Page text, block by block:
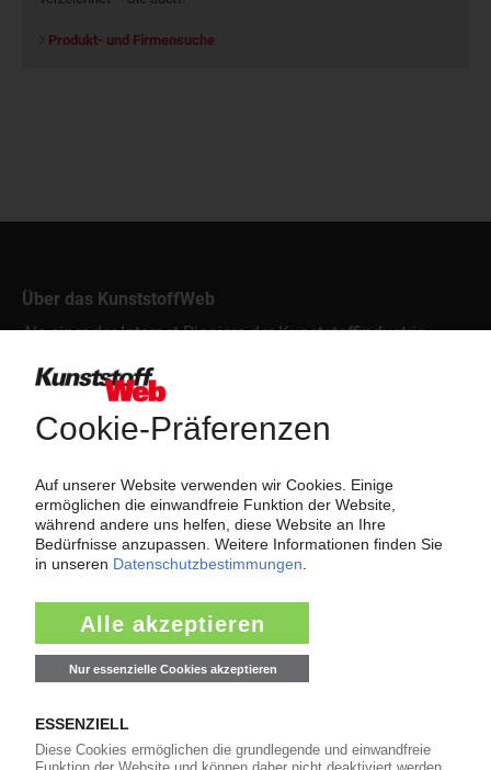
Produkt- und Firmensuche
Über das KunststoffWeb
Als einer der Internet-Pioniere der Kunststoffindustrie
und Führungskräfte der Branche mit täglichen
Nachrichten rund um das Thema "Kunststoffe". Im Fokus
der Berichterstattung ist dabei die Preisentwicklung für
Material, Anwendungen und Verpackungen.
Weiterhin bietet das KunststoffWeb geeignete
Bezugsquellen für den Einkauf sowie nützlichen Service-
Nachrichten
Alle Nachrichten
Technologie
Polymerpreise